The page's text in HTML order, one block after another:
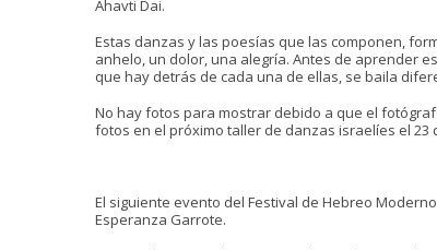
Ahavti Dai.
Estas danzas y las poesías que las componen,
anhelo, un dolor, una alegría. Antes de aprender
que hay detrás de cada una de ellas, se baila
No hay fotos para mostrar debido a que el
fotos en el próximo taller de danzas israelíes el 23
El siguiente evento del Festival de Hebreo
Esperanza Garrote.